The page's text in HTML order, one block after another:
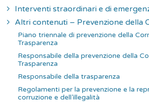
Interventi straordinari e di
Altri contenuti – Prevenzione della
Piano triennale di prevenzione della
Trasparenza
Responsabile della prevenzione della
Trasparenza
Responsabile della trasparenza
Regolamenti per la prevenzione e la
corruzione e dell’illegalità